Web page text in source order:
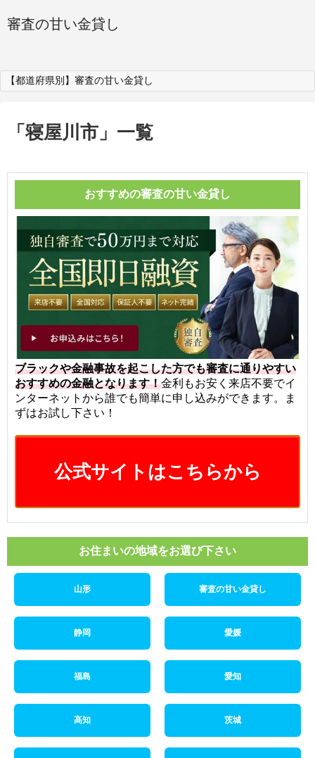
審査の甘い金貸し
【都道府県別】審査の甘い金貸し
「寝屋川市 」 一覧
おすすめの審査の甘い金貸し
ブラックや金融事故を起こした方でも審査に通りやすい
おすすめの金融となります！金利もお安く来店不要でイ
ンターネットから誰でも簡単に申し込みができます。ま
ずはお試し下さい！
公式サイトはこちらから
お住まいの地域をお選び下さい
山形 審査の甘い金貸し
静岡 愛媛
福島 愛知
高知 茨城